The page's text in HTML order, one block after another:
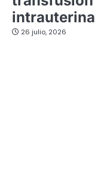
intrauterina
26 julio, 2026